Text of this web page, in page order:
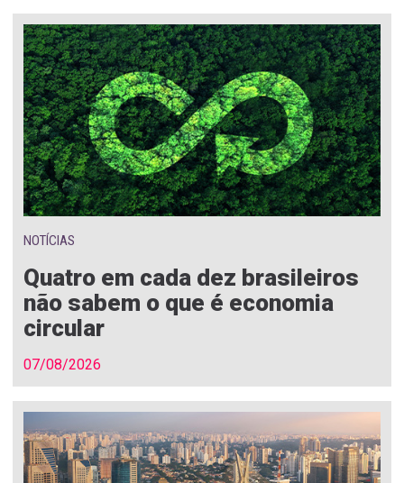
NOTÍCIAS
Quatro em cada dez brasileiros
não sabem o que é economia
circular
07/08/2026